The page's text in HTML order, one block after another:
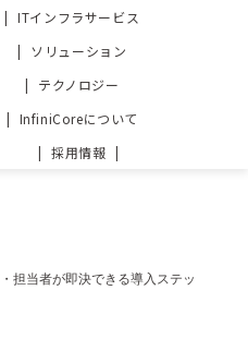
ITインフラサービス
ソリューション
テクノロジー
InfiniCoreについて
採用情報
担当者が即決できる導入ステッ